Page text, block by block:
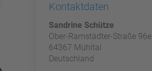
Kontaktdaten
Sandrine Schütze
Ober-Ramstädter-Straße 96e
64367 Mühltal
Deutschland